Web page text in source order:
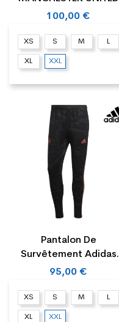
22/23
100,00 €
XS S M L
XL XXL
Pantalon De
Survêtement Adidas
ARSENAL
95,00 €
XS S M L
XL XXL